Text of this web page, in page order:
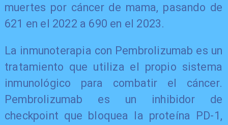
muertes por cáncer de mama, pasando de
621 en el 2022 a 690 en el 2023.
La inmunoterapia con Pembrolizumab es un
tratamiento que utiliza el propio sistema
inmunológico para combatir el cáncer.
Pembrolizumab es un inhibidor de
checkpoint que bloquea la proteína PD-1,